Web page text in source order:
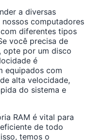
a diversas
nossos computadores
diferentes tipos
você precisa de
opte por um disco
é
equipados com
alta velocidade,
do sistema e
RAM é vital para
de todo
temos o